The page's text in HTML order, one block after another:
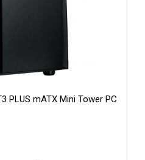
PLUS mATX Mini Tower PC